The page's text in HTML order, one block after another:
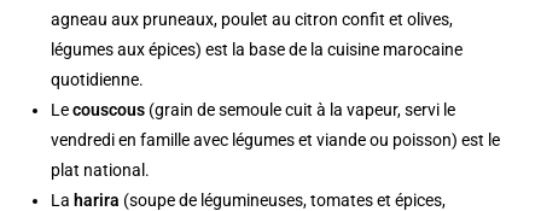
agneau aux pruneaux, poulet au citron confit et olives,
légumes aux épices) est la base de la cuisine marocaine
quotidienne.
Lecouscous (grain de semoule cuit à la vapeur, servi le
vendredi en famille avec légumes et viande ou poisson) est le
plat national.
La harira (soupe de légumineuses, tomates et épices,